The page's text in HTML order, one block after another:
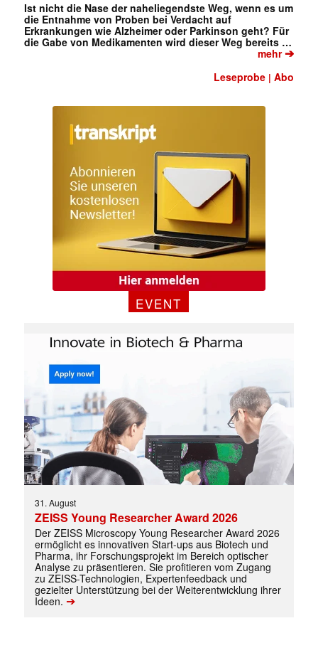
Mit dem |transkript-Newsletter
jede Woche aktuell informiert.
Ist nicht die Nase der naheliegendste Weg, wenn es um
die Entnahme von Proben bei Verdacht auf
Erkrankungen wie Alzheimer oder Parkinson geht? Für
die Gabe von Medikamenten wird dieser Weg bereits …
mehr➔
Leseprobe |Abo
EVENT
31. August
ZEISS Young Researcher Award 2026
Der ZEISS Microscopy Young Researcher Award 2026
ermöglicht es innovativen Start-ups aus Biotech und
Pharma, ihr Forschungsprojekt im Bereich optischer
Analyse zu präsentieren. Sie profitieren vom Zugang
zu ZEISS-Technologien, Expertenfeedback und
gezielter Unterstützung bei der Weiterentwicklung ihrer
Ideen. ➔